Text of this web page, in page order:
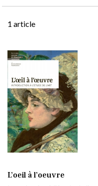
1 article
L’oeil à l’oeuvre